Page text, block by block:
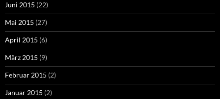
Juni 2015 (22)
Mai 2015 (27)
April 2015 (6)
März 2015 (9)
Februar 2015 (2)
Januar 2015 (2)